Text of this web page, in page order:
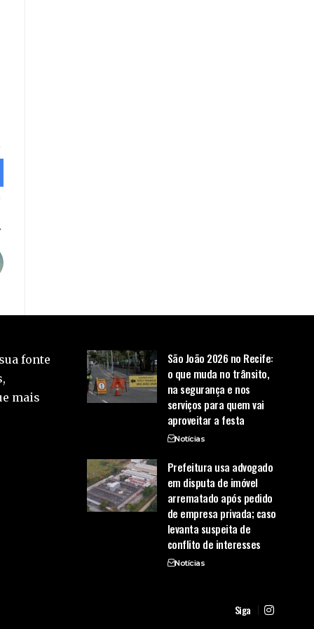
fonte
mais
São João 2026 no Recife:
o que muda no trânsito,
na segurança e nos
serviços para quem vai
aproveitar a festa
Notícias
Prefeitura usa advogado
em disputa de imóvel
arrematado após pedido
de empresa privada; caso
levanta suspeita de
conflito de interesses
Notícias
Siga